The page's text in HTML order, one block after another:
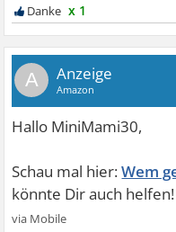
x 1
A
Wem